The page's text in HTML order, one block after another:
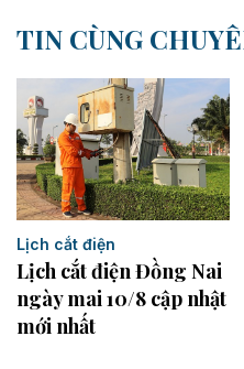
TIN CÙNG
Lịch cắt điện
Lịch cắt điện Đồng Nai
ngày mai 10/8 cập nhật
mới nhất